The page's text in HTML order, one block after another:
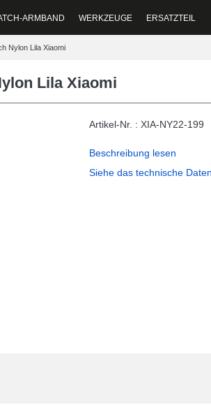
ARMBAND WERKZEUGE ERSATZTEIL
Nylon Lila Xiaomi
Lila Xiaomi
Artikel-Nr. : XIA-NY22-199
Beschreibung lesen
Siehe das technische